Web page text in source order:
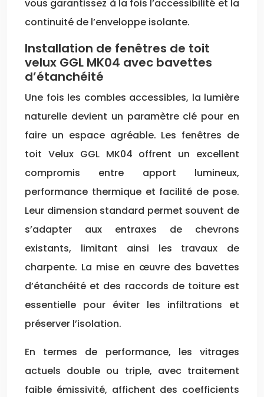
vous garantissez à la fois l’accessibilité et la
continuité de l’enveloppe isolante.
Installation de fenêtres de toit
velux GGL MK04 avec bavettes
d’étanchéité
Une fois les combles accessibles, la lumière
naturelle devient un paramètre clé pour en
faire un espace agréable. Les fenêtres de
toit Velux GGL MK04 offrent un excellent
compromis entre apport lumineux,
performance thermique et facilité de pose.
Leur dimension standard permet souvent de
s’adapter aux entraxes de chevrons
existants, limitant ainsi les travaux de
charpente. La mise en œuvre des bavettes
d’étanchéité et des raccords de toiture est
essentielle pour éviter les infiltrations et
préserver l’isolation.
En termes de performance, les vitrages
actuels double ou triple, avec traitement
faible émissivité, affichent des coefficients